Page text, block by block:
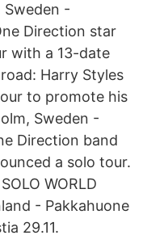
Sweden -
Direction star
with a 13-date
Harry Styles
to promote his
Sweden -
Direction band
a solo tour.
WORLD
- Pakkahuone
29.11.